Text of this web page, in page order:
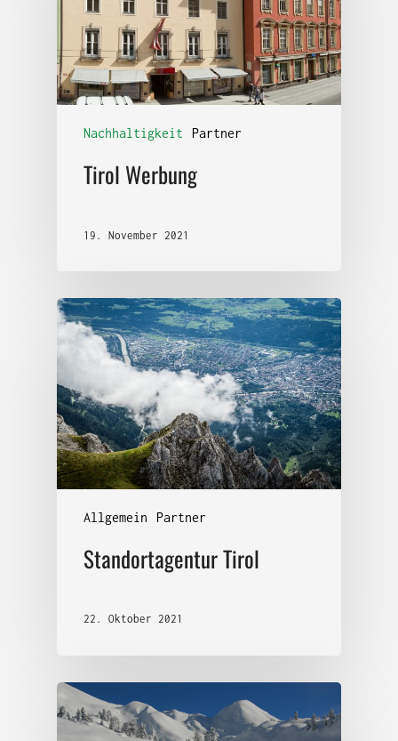
Nachhaltigkeit Partner
Tirol Werbung
19. November 2021
Allgemein Partner
Standortagentur Tirol
22. Oktober 2021